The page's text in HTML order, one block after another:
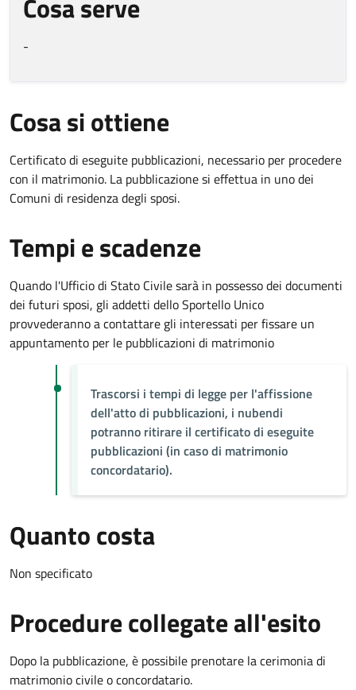
Cosa serve
-
Cosa si ottiene
Certificato di eseguite pubblicazioni, necessario per procedere
con il matrimonio. La pubblicazione si effettua in uno dei
Comuni di residenza degli sposi.
Tempi e scadenze
Quando l'Ufficio di Stato Civile sarà in possesso dei documenti
dei futuri sposi, gli addetti dello Sportello Unico
provvederanno a contattare gli interessati per fissare un
appuntamento per le pubblicazioni di matrimonio
Trascorsi i tempi di legge per l'affissione
dell'atto di pubblicazioni, i nubendi
potranno ritirare il certificato di eseguite
pubblicazioni (in caso di matrimonio
concordatario).
Quanto costa
Non specificato
Procedure collegate all'esito
Dopo la pubblicazione, è possibile prenotare la cerimonia di
matrimonio civile o concordatario.